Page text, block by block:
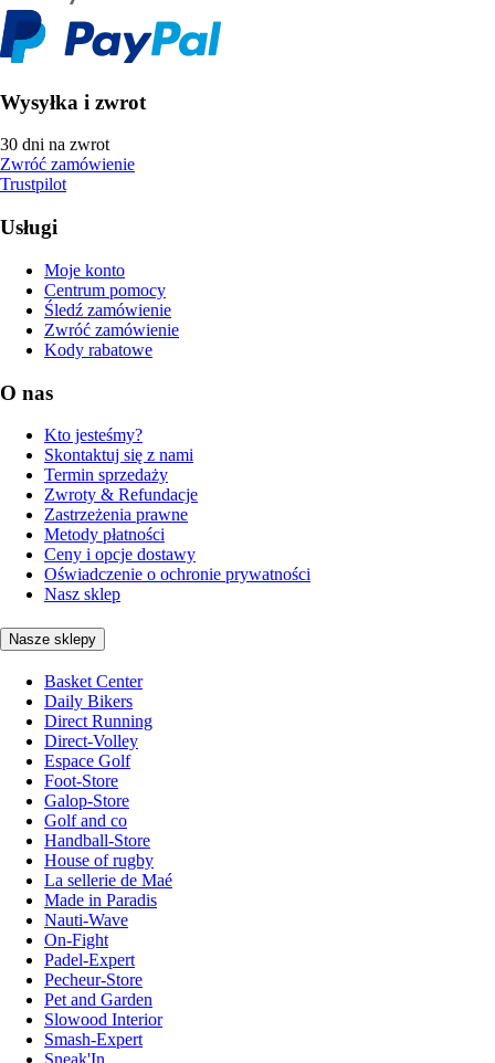
Wysyłka i zwrot
30 dni na zwrot
Zwróć zamówienie
Trustpilot
Usługi
Moje konto
Centrum pomocy
Śledź zamówienie
Zwróć zamówienie
Kody rabatowe
O nas
Kto jesteśmy?
Skontaktuj się z nami
Termin sprzedaży
Zwroty & Refundacje
Zastrzeżenia prawne
Metody płatności
Ceny i opcje dostawy
Oświadczenie o ochronie prywatności
Nasz sklep
Nasze sklepy
Basket Center
Daily Bikers
Direct Running
Direct-Volley
Espace Golf
Foot-Store
Galop-Store
Golf and co
Handball-Store
House of rugby
La sellerie de Maé
Made in Paradis
Nauti-Wave
On-Fight
Padel-Expert
Pecheur-Store
Pet and Garden
Slowood Interior
Smash-Expert
Sneak'In